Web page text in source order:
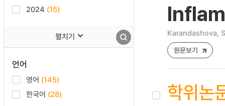
2024 (15)
펼치기
언어
영어 (145)
한국어 (28)
Karandashova,
원문보기
학위논